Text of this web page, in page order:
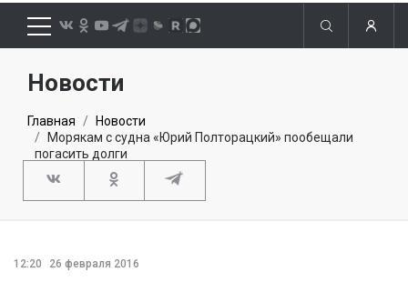
Новости
Главная
Новости
Морякам с судна «Юрий Полторацкий» пообещали
погасить долги
12:20 26 февраля 2016